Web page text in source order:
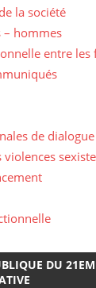
la société
– hommes
entre les
de
DU